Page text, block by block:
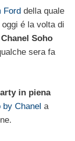
Ford della quale
é la volta di
Soho
sera fa
in piena
by Chanel a